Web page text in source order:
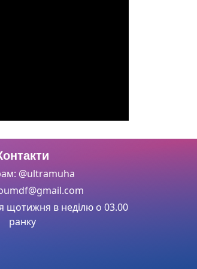
@ultramuha
щотижня в неділю о 03.00
ранку